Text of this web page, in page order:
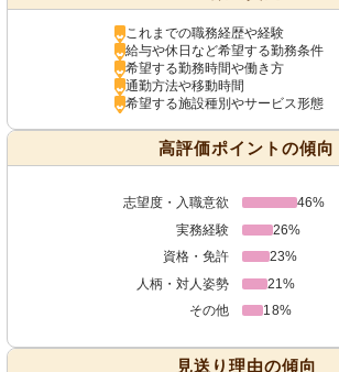
これまでの職務経歴や経験
給与や休日など希望する勤務条件
希望する勤務時間や働き方
通勤方法や移動時間
希望する施設種別やサービス形態
高評価ポイントの傾向
志望度・入職意欲
46%
実務経験
26%
資格・免許
23%
人柄・対人姿勢
21%
その他
18%
見送り理由の傾向